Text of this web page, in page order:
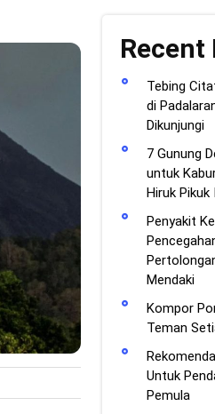
Recent
Tebing
di
Dikunjungi
7 Gunung
untuk
Hiruk
Penyakit
Mendaki
Kompor
Teman
Untuk
Pemula